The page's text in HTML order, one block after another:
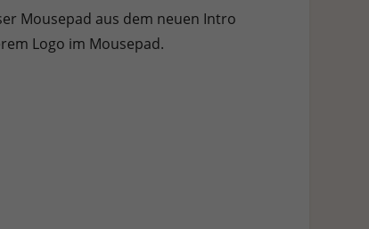
Mousepad aus dem neuen Intro
Logo im Mousepad.